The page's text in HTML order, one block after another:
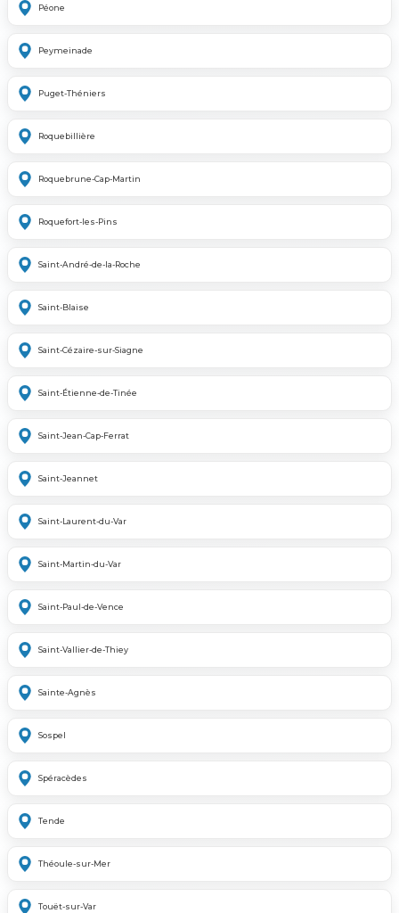
Péone
Peymeinade
Puget-Théniers
Roquebillière
Roquebrune-Cap-Martin
Roquefort-les-Pins
Saint-André-de-la-Roche
Saint-Blaise
Saint-Cézaire-sur-Siagne
Saint-Étienne-de-Tinée
Saint-Jean-Cap-Ferrat
Saint-Jeannet
Saint-Laurent-du-Var
Saint-Martin-du-Var
Saint-Paul-de-Vence
Saint-Vallier-de-Thiey
Sainte-Agnès
Sospel
Spéracèdes
Tende
Théoule-sur-Mer
Touët-sur-Var